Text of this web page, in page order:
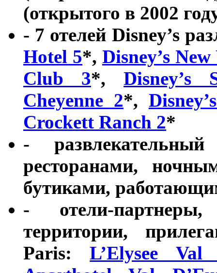
(открытого в 2002
- 7 отелей Disney’s
Hotel 5*, Disney’s
Club 3*, Disney’s
Cheyenne 2*,
Crockett Ranch 2*
-
ресторанами,
бутиками,
- отели-
территории,
Paris:L’Elysee